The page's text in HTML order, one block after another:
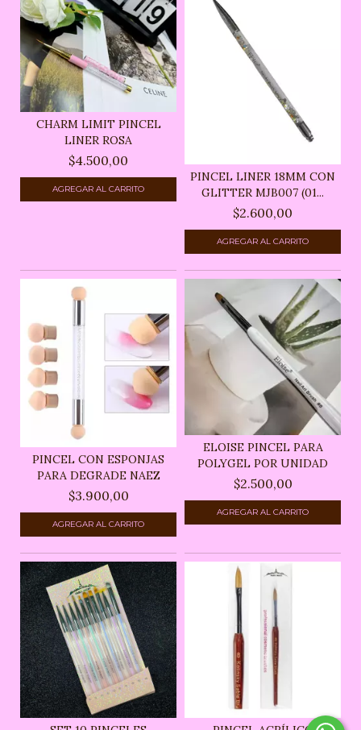
CHARM LIMIT PINCEL
LINER ROSA
$4.500,00
PINCEL LINER 18MM CON
GLITTER MJB007 (01...
$2.600,00
PINCEL CON ESPONJAS
PARA DEGRADE NAEZ
$3.900,00
ELOISE PINCEL PARA
POLYGEL POR UNIDAD
$2.500,00